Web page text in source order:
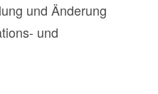
und Änderung
und